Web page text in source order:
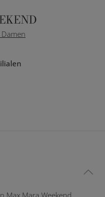
Max Mara Weekend